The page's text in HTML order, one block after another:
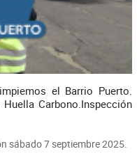
el Barrio Puerto.
Carbono.Inspección
sábado 7 septiembre 2025.